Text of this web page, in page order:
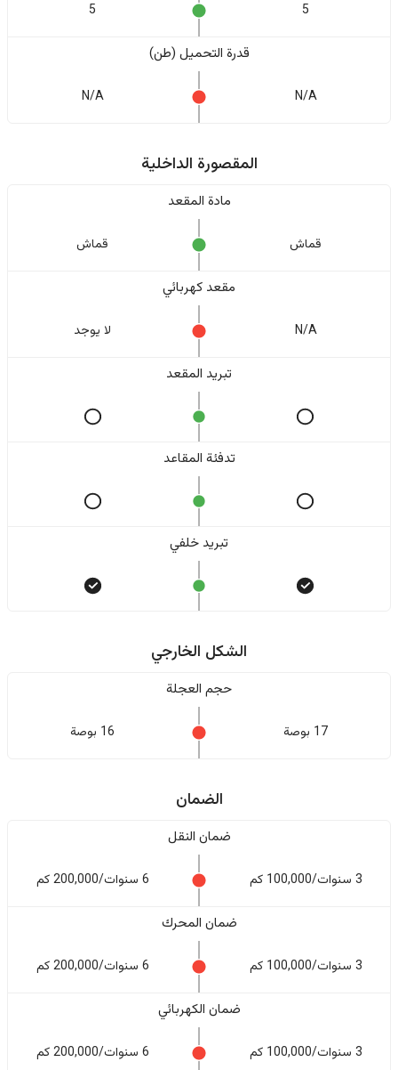
5
5
قدرة التحميل (طن)
N/A
N/A
المقصورة الداخلية
مادة المقعد
قماش قماش
مقعد كهربائي
N/A لا یوجد
تبريد المقعد
تدفئة المقاعد
تبريد خلفي
الشكل الخارجي
حجم العجلة
17 بوصة 16 بوصة
الضمان
ضمان النقل
3 سنوات/100,000 كم 6 سنوات/200,000 كم
ضمان المحرك
3 سنوات/100,000 كم 6 سنوات/200,000 كم
ضمان الكهربائي
3 سنوات/100,000 كم 6 سنوات/200,000 كم